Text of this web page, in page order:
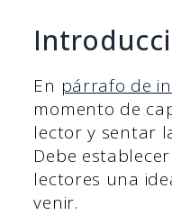
En párrafo de
momento de
lector y sentar
Debe
lectores una
venir.